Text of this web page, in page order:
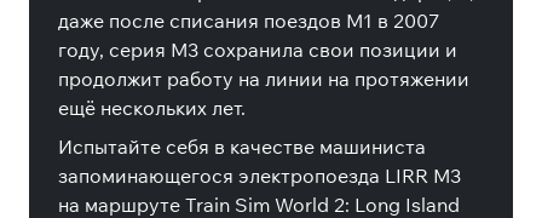
даже после списания поездов М1 в 2007
году, серия M3 сохранила свои позиции и
продолжит работу на линии на протяжении
ещё нескольких лет.
Испытайте себя в качестве машиниста
запоминающегося электропоезда LIRR M3
на маршруте Train Sim World 2: Long Island